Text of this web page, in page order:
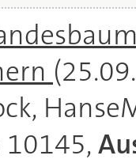
10145,